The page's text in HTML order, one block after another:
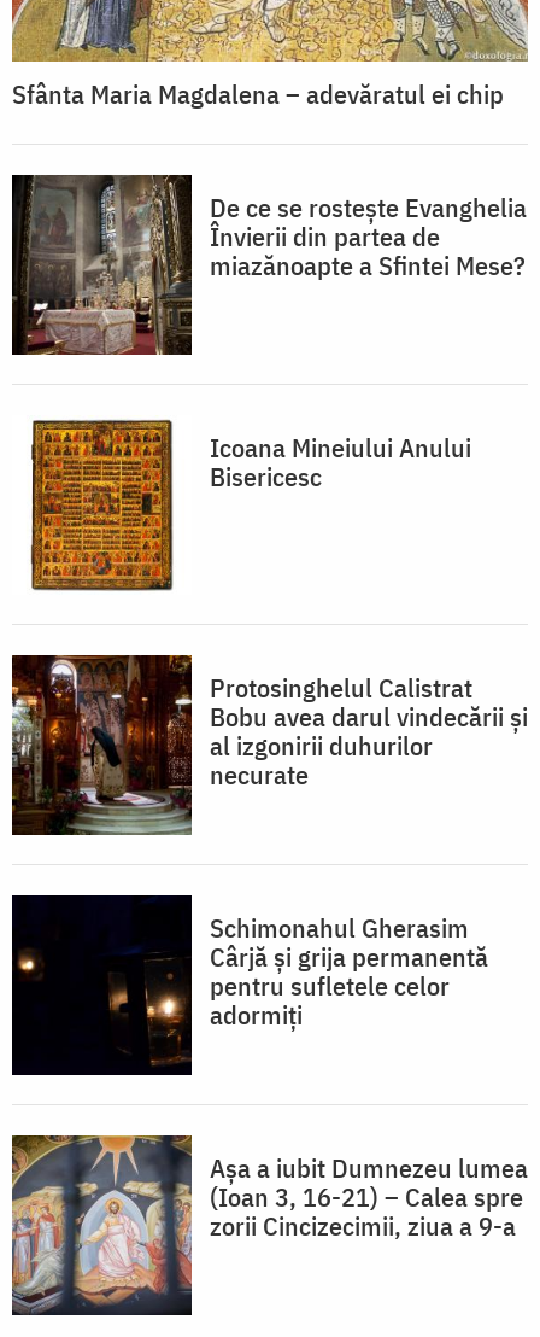
Sfânta Maria Magdalena – adevăratul ei chip
De ce se rostește Evanghelia
Învierii din partea de
miazănoapte a Sfintei Mese?
Icoana Mineiului Anului
Bisericesc
Protosinghelul Calistrat
Bobu avea darul vindecării și
al izgonirii duhurilor
necurate
Schimonahul Gherasim
Cârjă și grija permanentă
pentru sufletele celor
adormiți
Așa a iubit Dumnezeu lumea
(Ioan 3, 16-21) – Calea spre
zorii Cincizecimii, ziua a 9-a